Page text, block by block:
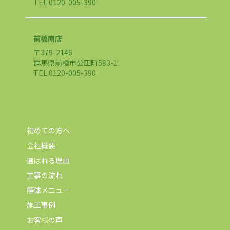
TEL 0120-005-390
前橋南店
〒379-2146
群馬県前橋市公田町583-1
TEL 0120-005-390
初めての方へ
会社概要
選ばれる理由
工事の流れ
解体メニュー
施工事例
お客様の声